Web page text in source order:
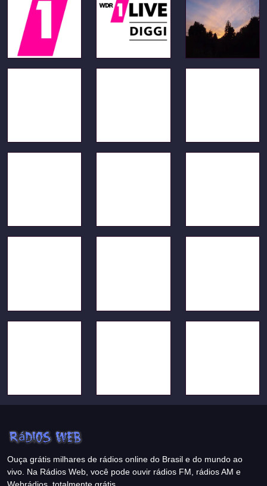
Ouça grátis milhares de rádios online do Brasil e do mundo ao
vivo. Na Rádios Web, você pode ouvir rádios FM, rádios AM e